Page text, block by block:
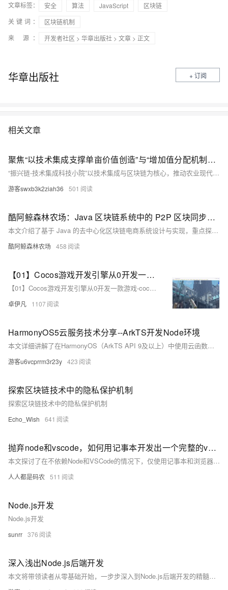
文章标签： 安全 算法 JavaScript
区块链
关键词：
区块链机制
来 源：
开发者社区 > 华章出版社 > 文章 > 正文
华章出版社 + 订阅
相关文章
聚焦“以技术集成支撑单亩价值创造”与“增加值分配机制区块链存证确权”两大核心本质
“振兴链-技术集成科技小院”以技术集成与区块链为核心，推动农业现代化。通过多维度技术整合（如精准农业、物联网等），突破资源约束，最大化单亩产值；同时利用区块链确权存证，建立透明分配机制，解决传统农业中收益不均问题。技术赋能生产，制度重塑分配，实现效率与公平的平衡，助力乡村振兴与产业升级。典型场景显示，该模式可显著提升单亩价值并确保增值公平分配。
游客swxb3k2ziah36 501
酷阿鲸森林农场：Java 区块链系统中的 P2P 区块同步与节点自动加入机制
本文介绍了基于 Java 的去中心化区块链电商系统设计与实现，重点探讨了 P2P 网络在酷阿鲸森林农场项目中的应用。通过节点自动发现、区块广播同步及链校验功能，系统实现了无需中心服务器的点对点网络架构。文章详细解析了核心代码逻辑，包括 P2P 服务端监听、客户端广播新区块及节点列表自动获取等环节，并提出了消息签名验证、WebSocket 替代 Socket 等优化方向。该系统不仅适用于农业电商，还可扩展至教育、物流等领域，构建可信数据链条。
酷阿鲸森林农场 458
【01】Cocos游戏开发引擎从0开发一款游戏-cocos环境搭建以及配置-Cocos Creator软件系统下载安装-node环境-优雅草卓伊凡
【01】Cocos游戏开发引擎从0开发一款游戏-cocos环境搭建以及配置-Cocos Creator软件系统下载安装-node环境-优雅草卓伊凡
卓伊凡 1107
HarmonyOS5云服务技术分享--ArkTS开发Node环境
本文详细讲解了在HarmonyOS（ArkTS API 9及以上）中使用云函数的开发技巧，结合Node.js和HTTP触发器，从零开始手把手教学。内容涵盖核心能力、开发流程（配置到部署）、高阶优化及常见问题解决，并提供实际应用场景示例。助你快速掌握Serverless开发，提升效率，探索跨端协作与AI集成等未来方向。
游客u6vcprrm3r23y 423
探索区块链技术中的隐私保护机制
探索区块链技术中的隐私保护机制
Echo_Wish 641
抛弃node和vscode，如何用记事本开发出一个完整的vue前端项目
本文探讨了在不依赖Node和VSCode的情况下，仅使用记事本和浏览器开发一个完整的Vue3前端项目的方法。通过CDN引入Vue、Vue Router、Element-UI等库，直接编写HTML文件实现页面功能，展示了前端开发的本质是生成HTML。虽然日常开发离不开现代工具，但掌握这种基础方法有助于快速实现想法或应对特殊环境限制。文章还介绍了如何用Node简单部署HTML文件到服务器，提供了一种高效、轻量的开发思路。
人人都是码农 511
Node.js开发
Node.js开发
sunrr 376
深入浅出Node.js后端开发
本文将带领读者从零基础开始，一步步深入到Node.js后端开发的精髓。我们将通过通俗易懂的语言和实际代码示例，探索Node.js的强大功能及其在现代Web开发中的应用。无论你是初学者还是有一定经验的开发者，这篇文章都将为你提供新的见解和技巧，让你的后端开发技能更上一层楼。